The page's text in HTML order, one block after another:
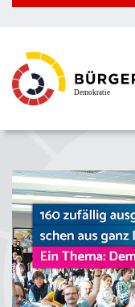
ZUR SUCHE SPRINGEN
Demokratie